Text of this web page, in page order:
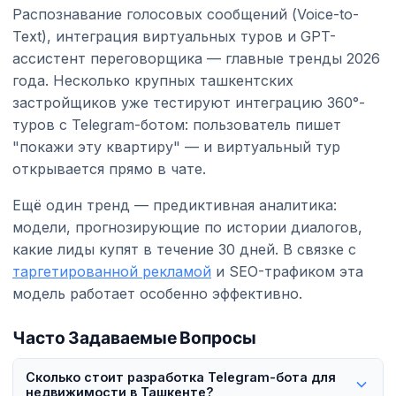
Распознавание голосовых сообщений (Voice-to-
Text), интеграция виртуальных туров и GPT-
ассистент переговорщика — главные тренды 2026
года. Несколько крупных ташкентских
застройщиков уже тестируют интеграцию 360°-
туров с Telegram-ботом: пользователь пишет
"покажи эту квартиру" — и виртуальный тур
открывается прямо в чате.
Ещё один тренд — предиктивная аналитика:
модели, прогнозирующие по истории диалогов,
какие лиды купят в течение 30 дней. В связке с
таргетированной рекламой и SEO-трафиком эта
модель работает особенно эффективно.
Часто Задаваемые Вопросы
Сколько стоит разработка Telegram-бота для
недвижимости в Ташкенте?